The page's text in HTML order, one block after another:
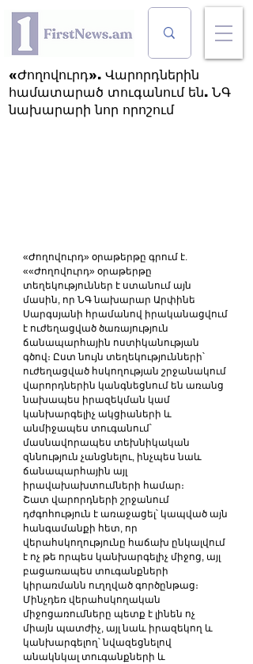
«Ժողովուրդ». Վարորդներին
համատարած տուգանում են. ՆԳ
նախարարի նոր որոշում
«Ժողովուրդ» օրաթերթը գրում է.
««Ժողովուրդ» օրաթերթը
տեղեկություններ է ստանում այն
մասին, որ ՆԳ նախարար Արփինե
Սարգսյանի հրամանով իրականացվում
է ուժեղացված ծառայություն
ճանապարհային ոստիկանության
գծով։ Ըստ նույն տեղեկությունների՝
ուժեղացված հսկողության շրջանակում
վարորդներին կանգնեցնում են առանց
նախապես իրազեկման կամ
կանխարգելիչ ակցիաների և
անմիջապես տուգանում՝
մասնավորապես տեխնիկական
զննություն չանցնելու, ինչպես նաև
ճանապարհային այլ
իրավախախտումների համար։
Շատ վարորդների շրջանում
դժգոհություն է առաջացել՝ կապված այն
հանգամանքի հետ, որ
վերահսկողությունը հաճախ ընկալվում
է ոչ թե որպես կանխարգելիչ միջոց, այլ
բացառապես տուգանքների
կիրառմանն ուղղված գործընթաց։
Մինչդեռ վերահսկողական
միջոցառումները պետք է լինեն ոչ
միայն պատժիչ, այլ նաև իրազեկող և
կանխարգելող՝ նվազեցնելով
անակնկալ տուգանքների և